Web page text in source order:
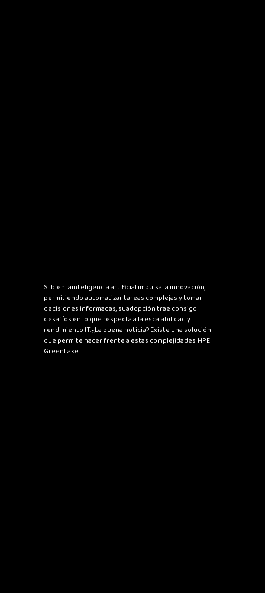
Si bien lainteligencia artificial impulsa la innovación,
permitiendo automatizar tareas complejas y tomar
decisiones informadas, suadopción trae consigo
desafíos en lo que respecta a la escalabilidad y
rendimiento IT. ¿La buena noticia? Existe una solución
que permite hacer frente a estas complejidades: HPE
GreenLake.